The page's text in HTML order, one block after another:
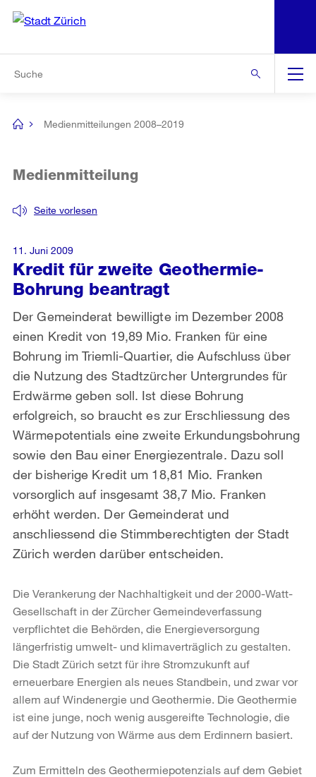
Navigation
[no
Medienmitteilungen 2008–2019
Kredit für zweite Geothermie-
Bohrung beantragt
Seite vorlesen
Medienmitteilung
Der Gemeinderat bewilligte im Dezember 2008
einen Kredit von 19,89 Mio. Franken für eine
Bohrung im Triemli-Quartier, die Aufschluss über
die Nutzung des Stadtzürcher Untergrundes für
Erdwärme geben soll. Ist diese Bohrung
erfolgreich, so braucht es zur Erschliessung des
Wärmepotentials eine zweite Erkundungsbohrung
sowie den Bau einer Energiezentrale. Dazu soll
der bisherige Kredit um 18,81 Mio. Franken
vorsorglich auf insgesamt 38,7 Mio. Franken
erhöht werden. Der Gemeinderat und
anschliessend die Stimmberechtigten der Stadt
Zürich werden darüber entscheiden.
11. Juni 2009
Die Verankerung der Nachhaltigkeit und der 2000-Watt-
Gesellschaft in der Zürcher Gemeindeverfassung
verpflichtet die Behörden, die Energieversorgung
längerfristig umwelt- und klimaverträglich zu gestalten.
Die Stadt Zürich setzt für ihre Stromzukunft auf
erneuerbare Energien als neues Standbein, und zwar vor
allem auf Windenergie und Geothermie. Die Geothermie
ist eine junge, noch wenig ausgereifte Technologie, die
auf der Nutzung von Wärme aus dem Erdinnern basiert.
Zum Ermitteln des Geothermiepotenzials auf dem Gebiet